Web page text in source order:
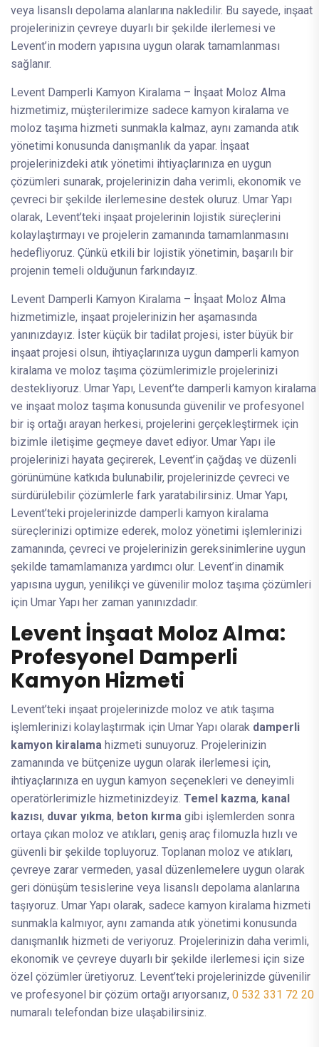
veya lisanslı depolama alanlarına nakledilir. Bu sayede, inşaat
projelerinizin çevreye duyarlı bir şekilde ilerlemesi ve
Levent’in modern yapısına uygun olarak tamamlanması
sağlanır.
Levent Damperli Kamyon Kiralama – İnşaat Moloz Alma
hizmetimiz, müşterilerimize sadece kamyon kiralama ve
moloz taşıma hizmeti sunmakla kalmaz, aynı zamanda atık
yönetimi konusunda danışmanlık da yapar. İnşaat
projelerinizdeki atık yönetimi ihtiyaçlarınıza en uygun
çözümleri sunarak, projelerinizin daha verimli, ekonomik ve
çevreci bir şekilde ilerlemesine destek oluruz. Umar Yapı
olarak, Levent’teki inşaat projelerinin lojistik süreçlerini
kolaylaştırmayı ve projelerin zamanında tamamlanmasını
hedefliyoruz. Çünkü etkili bir lojistik yönetimin, başarılı bir
projenin temeli olduğunun farkındayız.
Levent Damperli Kamyon Kiralama – İnşaat Moloz Alma
hizmetimizle, inşaat projelerinizin her aşamasında
yanınızdayız. İster küçük bir tadilat projesi, ister büyük bir
inşaat projesi olsun, ihtiyaçlarınıza uygun damperli kamyon
kiralama ve moloz taşıma çözümlerimizle projelerinizi
destekliyoruz. Umar Yapı, Levent’te damperli kamyon kiralama
ve inşaat moloz taşıma konusunda güvenilir ve profesyonel
bir iş ortağı arayan herkesi, projelerini gerçekleştirmek için
bizimle iletişime geçmeye davet ediyor. Umar Yapı ile
projelerinizi hayata geçirerek, Levent’in çağdaş ve düzenli
görünümüne katkıda bulunabilir, projelerinizde çevreci ve
sürdürülebilir çözümlerle fark yaratabilirsiniz. Umar Yapı,
Levent’teki projelerinizde damperli kamyon kiralama
süreçlerinizi optimize ederek, moloz yönetimi işlemlerinizi
zamanında, çevreci ve projelerinizin gereksinimlerine uygun
şekilde tamamlamanıza yardımcı olur. Levent’in dinamik
yapısına uygun, yenilikçi ve güvenilir moloz taşıma çözümleri
için Umar Yapı her zaman yanınızdadır.
Levent İnşaat Moloz Alma:
Profesyonel Damperli
Kamyon Hizmeti
Levent’teki inşaat projelerinizde moloz ve atık taşıma
işlemlerinizi kolaylaştırmak için Umar Yapı olarak damperli
kamyon kiralama hizmeti sunuyoruz. Projelerinizin
zamanında ve bütçenize uygun olarak ilerlemesi için,
ihtiyaçlarınıza en uygun kamyon seçenekleri ve deneyimli
operatörlerimizle hizmetinizdeyiz. Temel kazma, kanal
kazısı, duvar yıkma, beton kırma gibi işlemlerden sonra
ortaya çıkan moloz ve atıkları, geniş araç filomuzla hızlı ve
güvenli bir şekilde topluyoruz. Toplanan moloz ve atıkları,
çevreye zarar vermeden, yasal düzenlemelere uygun olarak
geri dönüşüm tesislerine veya lisanslı depolama alanlarına
taşıyoruz. Umar Yapı olarak, sadece kamyon kiralama hizmeti
sunmakla kalmıyor, aynı zamanda atık yönetimi konusunda
danışmanlık hizmeti de veriyoruz. Projelerinizin daha verimli,
ekonomik ve çevreye duyarlı bir şekilde ilerlemesi için size
özel çözümler üretiyoruz. Levent’teki projelerinizde güvenilir
ve profesyonel bir çözüm ortağı arıyorsanız, 0 532 331 72 20
numaralı telefondan bize ulaşabilirsiniz.